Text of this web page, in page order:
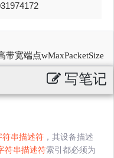
带宽端点wMaxPacketSize
写笔记
符串描述符 ，其设备描述
符串描述符索引都必须为